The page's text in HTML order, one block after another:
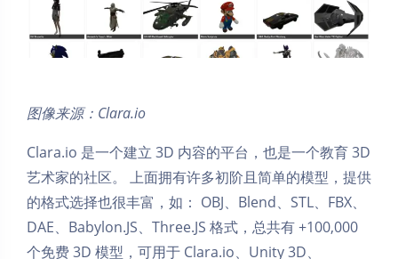
图像来源：Clara.io
Clara.io 是一个建立 3D 内容的平台，也是一个教育 3D
艺术家的社区。 上面拥有许多初阶且简单的模型，提供
的格式选择也很丰富，如： OBJ、Blend、STL、FBX、
DAE、Babylon.JS、Three.JS 格式，总共有 +100,000
个免费 3D 模型，可用于 Clara.io、Unity 3D、